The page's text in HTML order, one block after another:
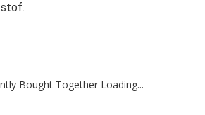
Bought Together Loading...